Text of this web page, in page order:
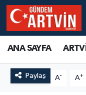
ANA SAYFA
Paylaş A- A+